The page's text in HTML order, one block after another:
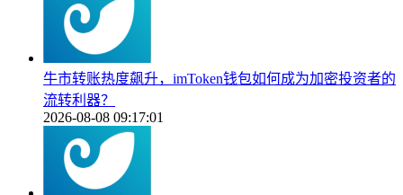
牛市转账热度飙升，imToken钱包如何成为加密投资者的
流转利器？
2026-08-08 09:17:01